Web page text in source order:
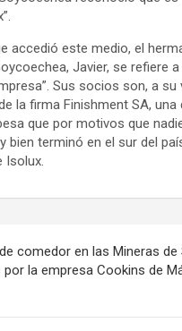
accedió este medio, el
Javier, se refiere a
Sus socios son, a su
la firma Finishment SA, una
que por motivos que
bien terminó en el sur del
Isolux.
comedor en las Mineras de
la empresa Cookins de